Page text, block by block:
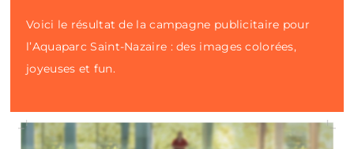
Voici le résultat de la campagne publicitaire pour
l’Aquaparc Saint-Nazaire : des images colorées,
joyeuses et fun.